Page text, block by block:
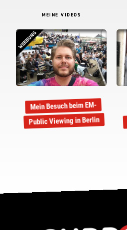
MEINE VIDEOS
WERBUNG
Mein Besuch beim EM-
Public Viewing in Berlin